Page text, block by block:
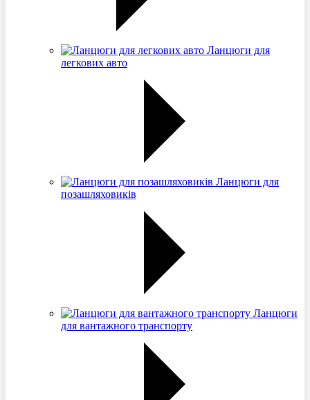
Ланцюги для
легкових авто
Ланцюги для
позашляховиків
Ланцюги
для вантажного транспорту